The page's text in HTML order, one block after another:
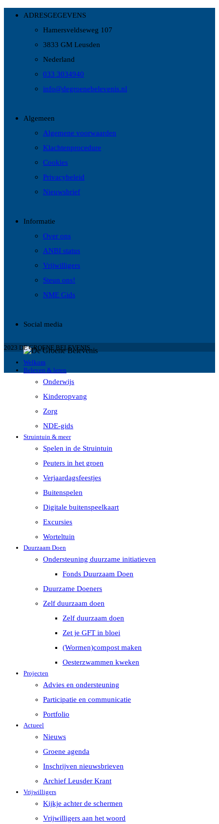
ADRESGEGEVENS
Hamersveldseweg 107
3833 GM Leusden
Nederland
033 3034940
info@degroenebelevenis.nl
Algemeen
Algemene voorwaarden
Klachtenprocedure
Cookies
Privacybeleid
Nieuwsbrief
Informatie
Over ons
ANBI status
Vrijwilligers
Steun ons!
NME Gids
Social media
2023 DE GROENE BELEVENIS
Welkom
Beleven & leren
Onderwijs
Kinderopvang
Zorg
NDE-gids
Struintuin & meer
Spelen in de Struintuin
Peuters in het groen
Verjaardagsfeestjes
Buitenspelen
Digitale buitenspeelkaart
Excursies
Worteltuin
Duurzaam Doen
Ondersteuning duurzame initiatieven
Fonds Duurzaam Doen
Duurzame Doeners
Zelf duurzaam doen
Zelf duurzaam doen
Zet je GFT in bloei
(Wormen)compost maken
Oesterzwammen kweken
Projecten
Advies en ondersteuning
Participatie en communicatie
Portfolio
Actueel
Nieuws
Groene agenda
Inschrijven nieuwsbrieven
Archief Leusder Krant
Vrijwilligers
Kijkje achter de schermen
Vrijwilligers aan het woord